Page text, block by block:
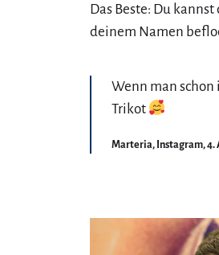
Das Beste: Du
deinem Namen
Wenn man
Trikot
Marteria, Instagram, 4.